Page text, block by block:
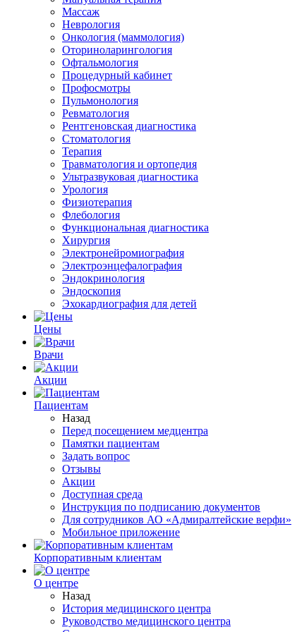
Массаж
Неврология
Онкология (маммология)
Оториноларингология
Офтальмология
Процедурный кабинет
Профосмотры
Пульмонология
Ревматология
Рентгеновская диагностика
Стоматология
Терапия
Травматология и ортопедия
Ультразвуковая диагностика
Урология
Физиотерапия
Флебология
Функциональная диагностика
Хирургия
Электронейромиография
Электроэнцефалография
Эндокринология
Эндоскопия
Эхокардиография для детей
Цены
Врачи
Акции
Пациентам
Назад
Перед посещением медцентра
Памятки пациентам
Задать вопрос
Отзывы
Акции
Доступная среда
Инструкция по подписанию документов
Для сотрудников АО «Адмиралтейские верфи»
Мобильное приложение
Корпоративным клиентам
О центре
Назад
История медицинского центра
Руководство медицинского центра